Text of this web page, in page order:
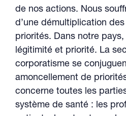
de nos actions. Nous
d’une démultiplication
priorités. Dans notre
légitimité et priorité. La
corporatisme se
amoncellement de
concerne toutes les
système de santé : les